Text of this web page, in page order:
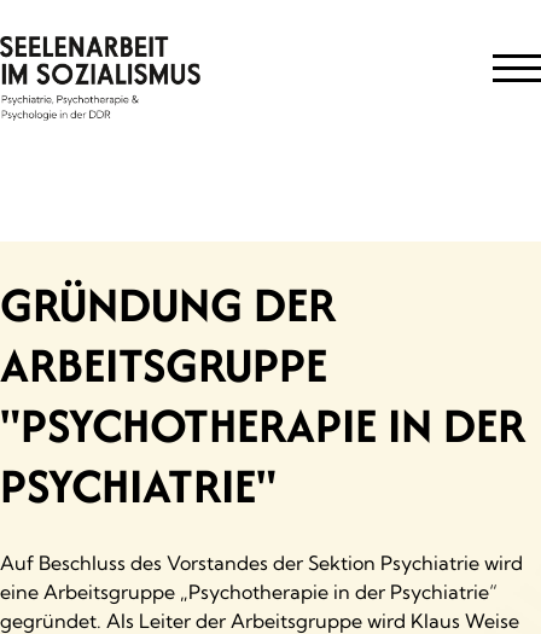
to
content
GRÜNDUNG DER
ARBEITSGRUPPE
"PSYCHOTHERAPIE IN DER
PSYCHIATRIE"
Auf Beschluss des Vorstandes der Sektion Psychiatrie wird
eine Arbeitsgruppe „Psychotherapie in der Psychiatrie“
gegründet. Als Leiter der Arbeitsgruppe wird Klaus Weise